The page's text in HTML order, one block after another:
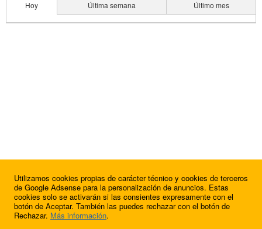
Hoy Última semana Último mes
Utilizamos cookies propias de carácter técnico y cookies de terceros
de Google Adsense para la personalización de anuncios. Estas
cookies solo se activarán si las consientes expresamente con el
botón de Aceptar. También las puedes rechazar con el botón de
Rechazar. Más información.